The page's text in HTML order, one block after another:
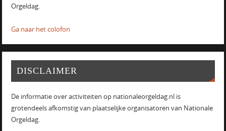
Orgeldag.
Ga naar het colofon
DISCLAIMER
De informatie over activiteiten op nationaleorgeldag.nl is
grotendeels afkomstig van plaatselijke organisatoren van Nationale
Orgeldag.